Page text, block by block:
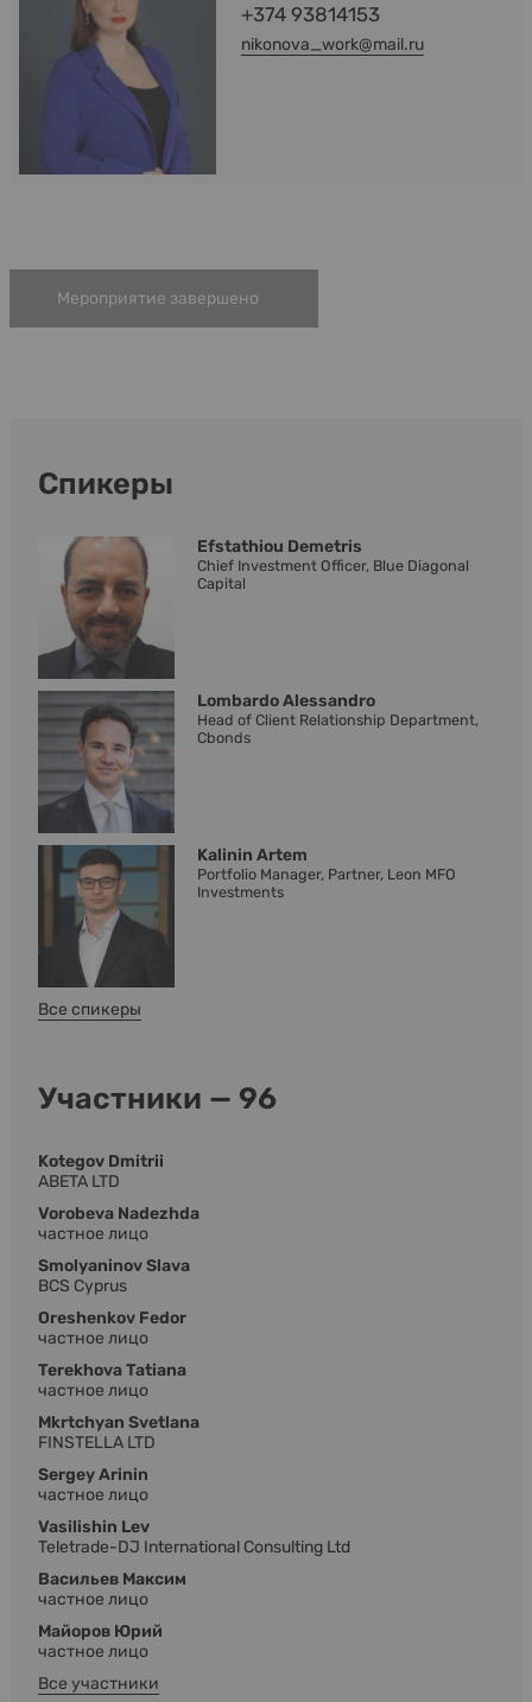
+374 93814153
nikonova_work@mail.ru
Мероприятие завершено
Спикеры
Efstathiou Demetris
Chief Investment Officer, Blue Diagonal
Capital
Lombardo Alessandro
Head of Client Relationship Department,
Cbonds
Kalinin Artem
Portfolio Manager, Partner, Leon MFO
Investments
Все спикеры
Участники — 96
Kotegov Dmitrii
ABETA LTD
Vorobeva Nadezhda
частное лицо
Smolyaninov Slava
BCS Cyprus
Oreshenkov Fedor
частное лицо
Terekhova Tatiana
частное лицо
Mkrtchyan Svetlana
FINSTELLA LTD
Sergey Arinin
частное лицо
Vasilishin Lev
Teletrade-DJ International Consulting Ltd
Васильев Максим
частное лицо
Майоров Юрий
частное лицо
Все участники